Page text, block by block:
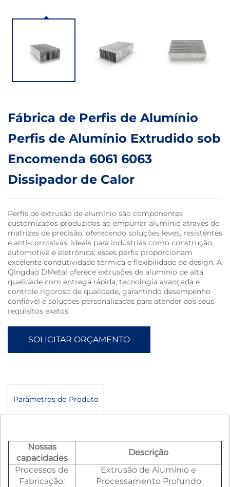
Fábrica de Perfis de Alumínio
Perfis de Alumínio Extrudido sob
Encomenda 6061 6063
Dissipador de Calor
Perfis de extrusão de alumínio são componentes
customizados produzidos ao empurrar alumínio através de
matrizes de precisão, oferecendo soluções leves, resistentes
e anti-corrosivas. Ideais para indústrias como construção,
automotiva e eletrônica, esses perfis proporcionam
excelente condutividade térmica e flexibilidade de design. A
Qingdao DMetal oferece extrusões de alumínio de alta
qualidade com entrega rápida, tecnologia avançada e
controle rigoroso de qualidade, garantindo desempenho
confiável e soluções personalizadas para atender aos seus
requisitos exatos.
SOLICITAR ORÇAMENTO
Parâmetros do Produto
Nossas
capacidades
Descrição
Processos de
Fabricação:
Extrusão de Alumínio e
Processamento Profundo